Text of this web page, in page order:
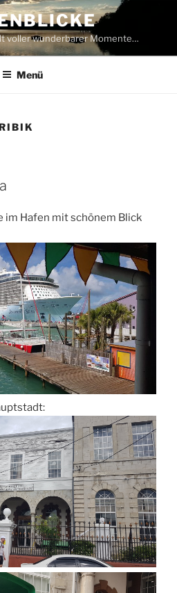
voller wunderbarer Momente…
Menü
im Hafen mit schönem Blick